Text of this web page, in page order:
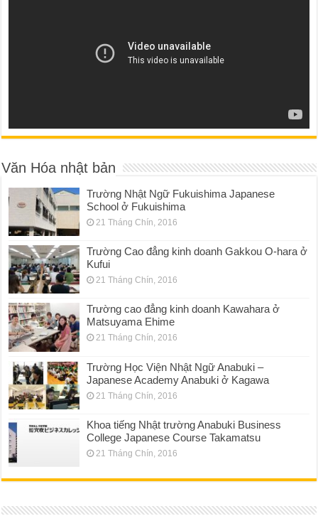
Văn Hóa nhật bản
Trường Nhật Ngữ Fukuishima Japanese
School ở Fukuishima
21 Tháng Chín, 2016
Trường Cao đẳng kinh doanh Gakkou O-hara ở
Kufui
21 Tháng Chín, 2016
Trường cao đẳng kinh doanh Kawahara ở
Matsuyama Ehime
21 Tháng Chín, 2016
Trường Học Viện Nhật Ngữ Anabuki –
Japanese Academy Anabuki ở Kagawa
21 Tháng Chín, 2016
Khoa tiếng Nhật trường Anabuki Business
College Japanese Course Takamatsu
21 Tháng Chín, 2016